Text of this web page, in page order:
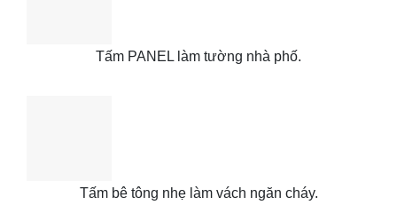
Tấm PANEL làm tường nhà phố.
Tấm bê tông nhẹ làm vách ngăn cháy.